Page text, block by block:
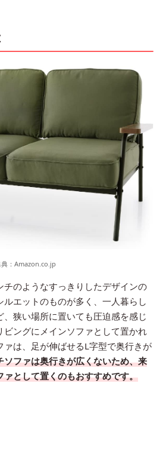
： Amazon.co.jp
のようなすっきりしたデザインの
ルエットのものが多く、一人暮らし
狭い場所に置いても圧迫感を感じ
ビングにメインソファとして置かれ
ァは、足が伸ばせるL字型で奥行きが
ソファは奥行きが広くないため、来
として置くのもおすすめです。